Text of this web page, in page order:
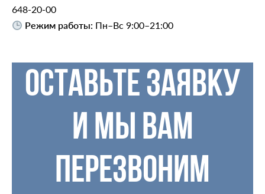
648-20-00
Режим работы: Пн–Вс 9:00–21:00
ОСТАВЬТЕ ЗАЯВКУ
И МЫ ВАМ
ПЕРЕЗВОНИМ